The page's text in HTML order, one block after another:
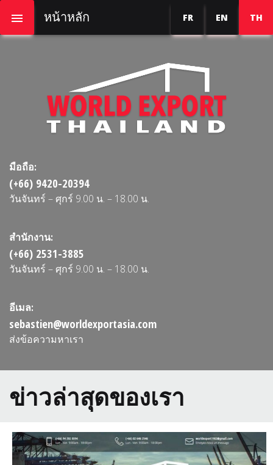
มือถือ:
(+66) 9420-20394
วันจันทร์ – ศุกร์ 9.00 น. – 18.00 น.
สำนักงาน:
(+66) 2531-3885
วันจันทร์ – ศุกร์ 9.00 น. – 18.00 น.
อีเมล:
sebastien@worldexportasia.com
ส่งข้อความหาเรา
ข่าวล่าสุดของเรา
หน้าหลัก FR EN TH